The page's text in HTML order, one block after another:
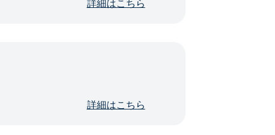
詳細はこちら